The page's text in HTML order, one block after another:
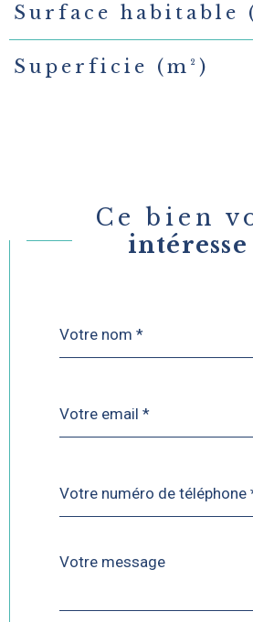
Surface habitable
Superficie (m²)
Ce bien
intéresse
*
*
*
Fieldset
défaut
Message